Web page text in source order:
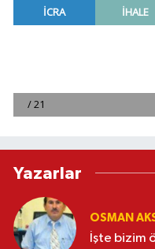
Yazarlar
OSMAN
İşte bizim